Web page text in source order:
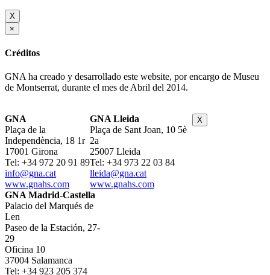
X
×
Créditos
GNA ha creado y desarrollado este website, por encargo de Museu
de Montserrat, durante el mes de Abril del 2014.
GNA
Plaça de la
Independència, 18 1r
17001 Girona
Tel: +34 972 20 91 89
info@gna.cat
www.gnahs.com
GNA Lleida
Plaça de Sant Joan, 10 5è
2a
25007 Lleida
Tel: +34 973 22 03 84
lleida@gna.cat
www.gnahs.com
GNA Madrid-Castella
Palacio del Marqués de
Len
Paseo de la Estación, 27-
29
Oficina 10
37004 Salamanca
Tel: +34 923 205 374
X